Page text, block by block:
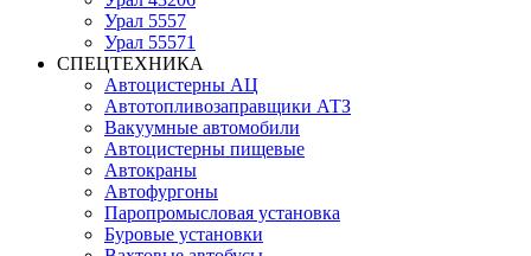
Урал 5557
Урал 55571
СПЕЦТЕХНИКА
Автоцистерны АЦ
Автотопливозаправщики АТЗ
Вакуумные автомобили
Автоцистерны пищевые
Автокраны
Автофургоны
Паропромысловая установка
Буровые установки